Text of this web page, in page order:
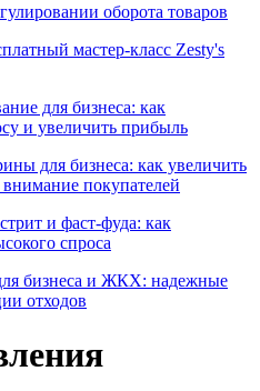
оборота товаров
мастер-класс Zesty's
для бизнеса: как
и увеличить прибыль
для бизнеса: как увеличить
покупателей
и фаст-фуда: как
спроса
бизнеса и ЖКХ: надежные
отходов